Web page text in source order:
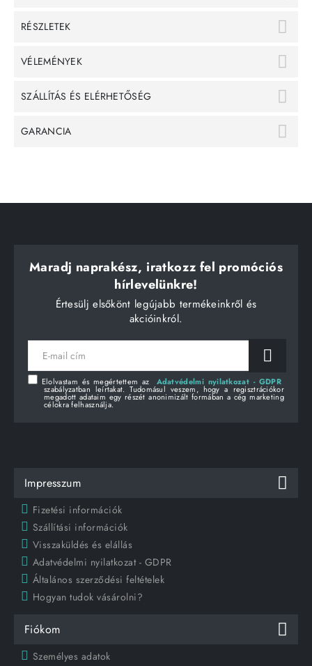
RÉSZLETEK
VÉLEMÉNYEK
SZÁLLÍTÁS ÉS ELÉRHETŐSÉG
GARANCIA
Maradj naprakész, iratkozz fel promóciós
hírlevelünkre!
Értesülj elsőkönt legújabb termékeinkről és
akcióinkról.
E-
mail
Elolvastam és megértettem az Adatvédelmi nyilatkozat - GDPR
szabályzatban leírtakat. Tudomásul veszem, hogy a regisztrációkor
megadott adataim egy részét anonimizált formában a cég marketing
célokra felhasználja.
Impresszum
Fizetési információk
Szállítási információk
Visszaküldés és elállás
Adatvédelmi nyilatkozat - GDPR
Általános szerződési feltételek
Hogyan tudok vásárolni?
Fiókom
Személyes adatok